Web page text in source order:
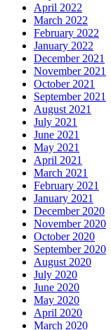
April 2022
March 2022
February 2022
January 2022
December 2021
November 2021
October 2021
September 2021
August 2021
July 2021
June 2021
May 2021
April 2021
March 2021
February 2021
January 2021
December 2020
November 2020
October 2020
September 2020
August 2020
July 2020
June 2020
May 2020
April 2020
March 2020